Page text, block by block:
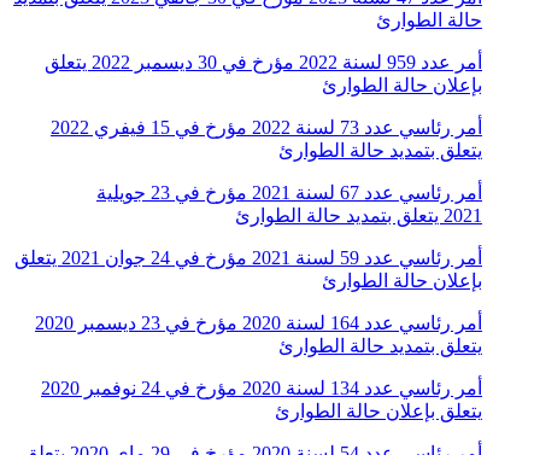
حالة الطوارئ
أمر عدد 959 لسنة 2022 مؤرخ في 30 ديسمبر 2022 يتعلق
بإعلان حالة الطوارئ
أمر رئاسي عدد 73 لسنة 2022 مؤرخ في 15 فيفري 2022
يتعلق بتمديد حالة الطوارئ
أمر رئاسي عدد 67 لسنة 2021 مؤرخ في 23 جويلية
2021 يتعلق بتمديد حالة الطوارئ
أمر رئاسي عدد 59 لسنة 2021 مؤرخ في 24 جوان 2021 يتعلق
بإعلان حالة الطوارئ
أمر رئاسي عدد 164 لسنة 2020 مؤرخ في 23 ديسمبر 2020
يتعلق بتمديد حالة الطوارئ
أمر رئاسي عدد 134 لسنة 2020 مؤرخ في 24 نوفمبر 2020
يتعلق بإعلان حالة الطوارئ